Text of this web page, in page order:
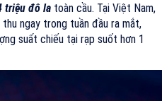
triệu đô la toàn cầu. Tại Việt Nam,
ngay trong tuần đầu ra mắt,
suất chiếu tại rạp suốt hơn 1